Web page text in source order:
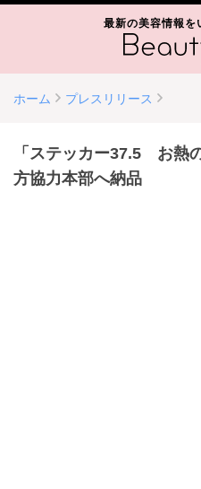
最新の美容情報を
ホーム プレスリリース
「ステッカー37.5 お熱
方協力本部へ納品